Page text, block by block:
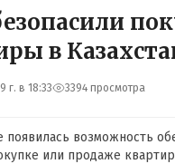
в
г. в 18:33 3394 просмотра
появилась возможность
или продаже